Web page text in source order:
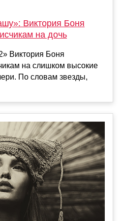
Виктория Боня
на дочь
Виктория Боня
на слишком высокие
По словам звезды,